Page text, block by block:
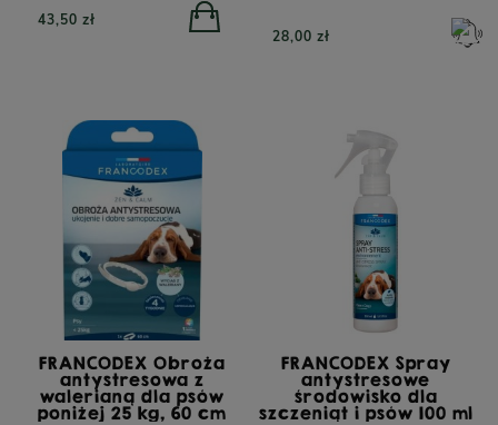
43,50 zł
28,00 zł
FRANCODEX Obroża
antystresowa z
walerianą dla psów
poniżej 25 kg, 60 cm
FRANCODEX Spray
antystresowe
środowisko dla
szczeniąt i psów 100 ml